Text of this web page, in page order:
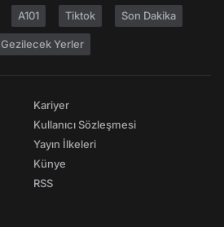
A101 Tiktok Son Dakika
Gezilecek Yerler
Kariyer
Kullanıcı Sözleşmesi
Yayın İlkeleri
Künye
RSS